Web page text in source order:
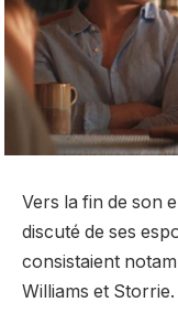
Vers la fin de son
discuté de ses
consistaient
Williams et Storrie.